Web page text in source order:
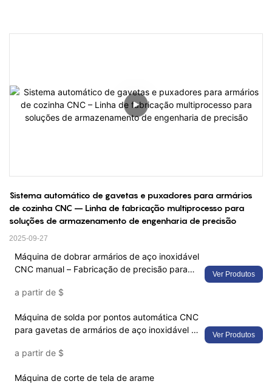
Sistema automático de gavetas e puxadores para armários
de cozinha CNC – Linha de fabricação multiprocesso para
soluções de armazenamento de engenharia de precisão
2025-09-27
Máquina de dobrar armários de aço inoxidável
CNC manual – Fabricação de precisão para
banheiro
a partir de $
Ver Produtos
Máquina de solda por pontos automática CNC
para gavetas de armários de aço inoxidável –
cozinha de nível médico e comercial
a partir de $
Ver Produtos
Máquina de corte de tela de arame